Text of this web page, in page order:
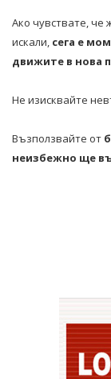
Ако чувствате, че
искали, сега е
движите в нова
Не изисквайте
Възползвайте от
неизбежно ще